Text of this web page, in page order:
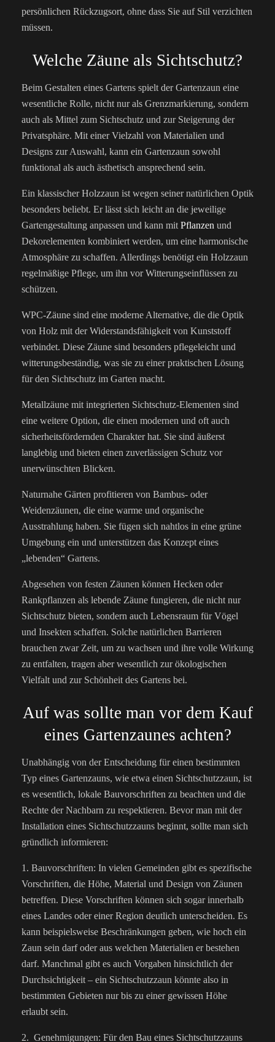
persönlichen Rückzugsort, ohne dass Sie auf Stil verzichten
müssen.
Welche Zäune als Sichtschutz?
Beim Gestalten eines Gartens spielt der Gartenzaun eine
wesentliche Rolle, nicht nur als Grenzmarkierung, sondern
auch als Mittel zum Sichtschutz und zur Steigerung der
Privatsphäre. Mit einer Vielzahl von Materialien und
Designs zur Auswahl, kann ein Gartenzaun sowohl
funktional als auch ästhetisch ansprechend sein.
Ein klassischer Holzzaun ist wegen seiner natürlichen Optik
besonders beliebt. Er lässt sich leicht an die jeweilige
Gartengestaltung anpassen und kann mit Pflanzen und
Dekorelementen kombiniert werden, um eine harmonische
Atmosphäre zu schaffen. Allerdings benötigt ein Holzzaun
regelmäßige Pflege, um ihn vor Witterungseinflüssen zu
schützen.
WPC-Zäune sind eine moderne Alternative, die die Optik
von Holz mit der Widerstandsfähigkeit von Kunststoff
verbindet. Diese Zäune sind besonders pflegeleicht und
witterungsbeständig, was sie zu einer praktischen Lösung
für den Sichtschutz im Garten macht.
Metallzäune mit integrierten Sichtschutz-Elementen sind
eine weitere Option, die einen modernen und oft auch
sicherheitsfördernden Charakter hat. Sie sind äußerst
langlebig und bieten einen zuverlässigen Schutz vor
unerwünschten Blicken.
Naturnahe Gärten profitieren von Bambus- oder
Weidenzäunen, die eine warme und organische
Ausstrahlung haben. Sie fügen sich nahtlos in eine grüne
Umgebung ein und unterstützen das Konzept eines
„lebenden“ Gartens.
Abgesehen von festen Zäunen können Hecken oder
Rankpflanzen als lebende Zäune fungieren, die nicht nur
Sichtschutz bieten, sondern auch Lebensraum für Vögel
und Insekten schaffen. Solche natürlichen Barrieren
brauchen zwar Zeit, um zu wachsen und ihre volle Wirkung
zu entfalten, tragen aber wesentlich zur ökologischen
Vielfalt und zur Schönheit des Gartens bei.
Auf was sollte man vor dem Kauf
eines Gartenzaunes achten?
Unabhängig von der Entscheidung für einen bestimmten
Typ eines Gartenzauns, wie etwa einen Sichtschutzzaun, ist
es wesentlich, lokale Bauvorschriften zu beachten und die
Rechte der Nachbarn zu respektieren. Bevor man mit der
Installation eines Sichtschutzzauns beginnt, sollte man sich
gründlich informieren:
1. Bauvorschriften: In vielen Gemeinden gibt es spezifische
Vorschriften, die Höhe, Material und Design von Zäunen
betreffen. Diese Vorschriften können sich sogar innerhalb
eines Landes oder einer Region deutlich unterscheiden. Es
kann beispielsweise Beschränkungen geben, wie hoch ein
Zaun sein darf oder aus welchen Materialien er bestehen
darf. Manchmal gibt es auch Vorgaben hinsichtlich der
Durchsichtigkeit – ein Sichtschutzzaun könnte also in
bestimmten Gebieten nur bis zu einer gewissen Höhe
erlaubt sein.
2. Genehmigungen: Für den Bau eines Sichtschutzzauns